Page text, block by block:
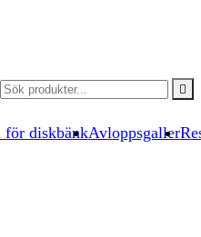
diskbänkAvloppsgaller
